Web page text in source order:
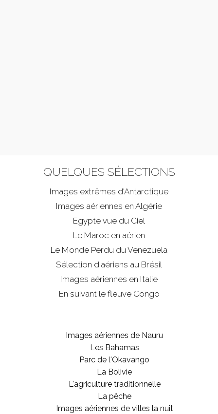
QUELQUES SÉLECTIONS
Images extrêmes d'Antarctique
Images aériennes en Algérie
Egypte vue du Ciel
Le Maroc en aérien
Le Monde Perdu du Venezuela
Sélection d'aériens au Brésil
Images aériennes en Italie
En suivant le fleuve Congo
Images aériennes de Nauru
Les Bahamas
Parc de l'Okavango
La Bolivie
L'agriculture traditionnelle
La pêche
Images aériennes de villes la nuit